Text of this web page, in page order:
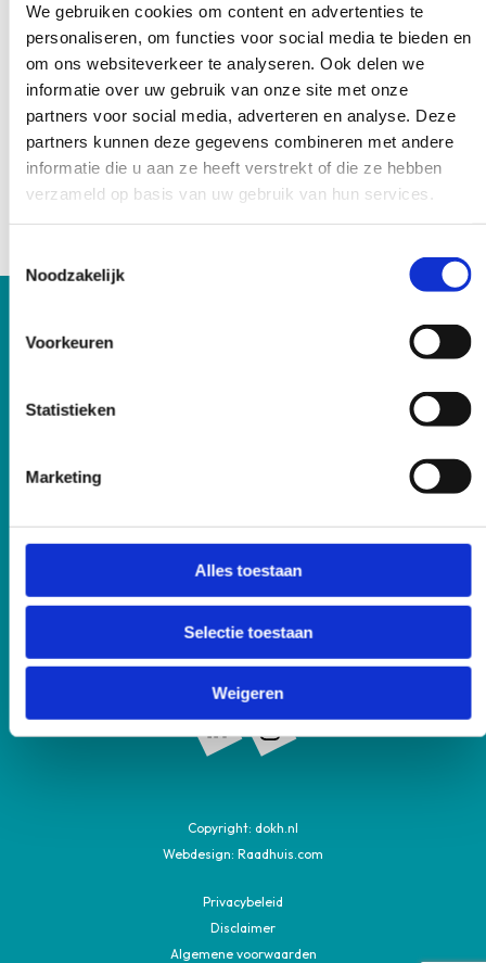
We gebruiken cookies om content en advertenties te
personaliseren, om functies voor social media te bieden en
om ons websiteverkeer te analyseren. Ook delen we
informatie over uw gebruik van onze site met onze
partners voor social media, adverteren en analyse. Deze
partners kunnen deze gegevens combineren met andere
informatie die u aan ze heeft verstrekt of die ze hebben
verzameld op basis van uw gebruik van hun services.
Noodzakelijk
Voorkeuren
Statistieken
Marketing
Alles toestaan
Selectie toestaan
Weigeren
Klik hier voor meer informatie en de mogelijkheid om je aan te
melden.
CVRM Amsterdam – start 21 oktober 2026
Klik hier voor meer informatie en de mogelijkheid om je aan te
melden.
Vrouwenspreekuur Amsterdam – start 23 oktober 2026
Robijnstraat 6
1812 RB Alkmaar
Volg ons ook op
Volg ons op: Linkedin
Volg ons op: Instagram
Copyright: dokh.nl
Webdesign: Raadhuis.com
Privacybeleid
Disclaimer
Algemene voorwaarden